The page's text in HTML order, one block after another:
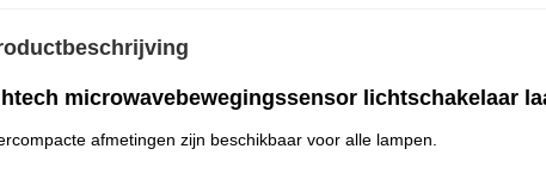
microwavebewegingssensor lichtschakelaar
afmetingen zijn beschikbaar voor alle lampen.